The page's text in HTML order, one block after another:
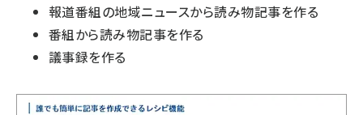
報道番組の地域ニュースから読み物記事を作る
番組から読み物記事を作る
議事録を作る